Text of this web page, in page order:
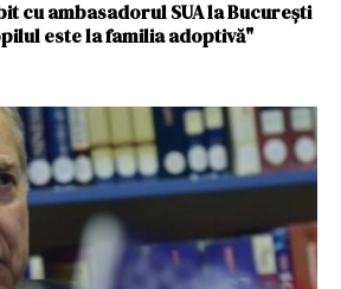
cu ambasadorul SUA la București
este la familia adoptivă"